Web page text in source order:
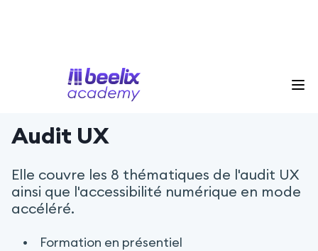
Audit UX
Elle couvre les 8 thématiques de l'audit UX
ainsi que l'accessibilité numérique en mode
accéléré.
Formation en présentiel